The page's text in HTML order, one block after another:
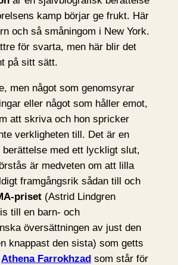
kamp börjar ge frukt. Här
och så småningom i New York.
för svarta, men här blir det
på sitt sätt.
men något som genomsyrar
eller något som håller emot,
att skriva och hon spricker
verkligheten till. Det är en
med ett lyckligt slut,
är medveten om att lilla
framgångsrik sådan till och
priset (Astrid Lindgren
till en barn- och
översättningen av just den
knappast den sista) som getts
Athena Farrokhzad som står för